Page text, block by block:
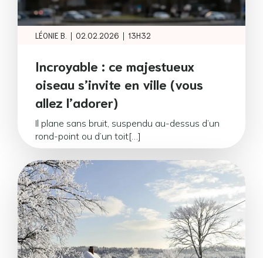
LÉONIE B. | 02.02.2026 | 13H32
Incroyable : ce majestueux
oiseau s’invite en ville (vous
allez l’adorer)
Il plane sans bruit, suspendu au-dessus d’un
rond-point ou d’un toit[…]